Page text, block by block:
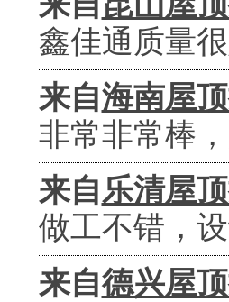
鑫佳通质量
来自海南屋
非常非常棒
来自乐清屋
做工不错，
来自德兴屋